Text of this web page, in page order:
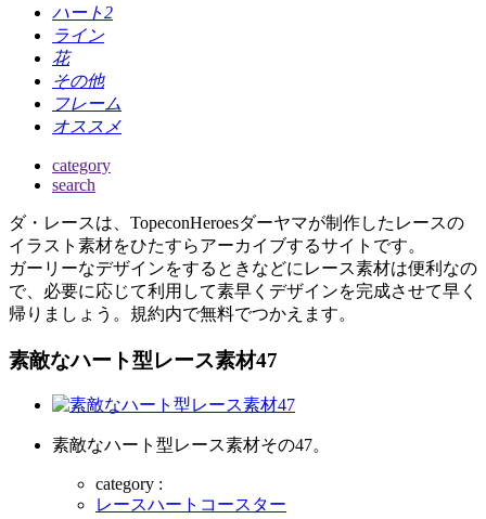
ハート2
ライン
花
その他
フレーム
オススメ
category
search
ダ・レースは、TopeconHeroesダーヤマが制作したレースの
イラスト素材をひたすらアーカイブするサイトです。
ガーリーなデザインをするときなどにレース素材は便利なの
で、必要に応じて利用して素早くデザインを完成させて早く
帰りましょう。規約内で無料でつかえます。
素敵なハート型レース素材47
素敵なハート型レース素材その47。
category :
レースハートコースター